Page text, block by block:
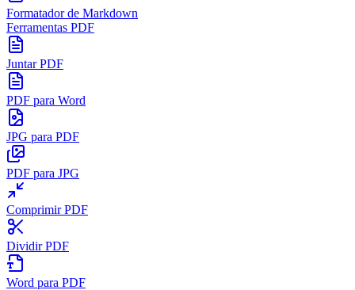
Formatador de Markdown
Ferramentas PDF
Juntar PDF
PDF para Word
JPG para PDF
PDF para JPG
Comprimir PDF
Dividir PDF
Word para PDF